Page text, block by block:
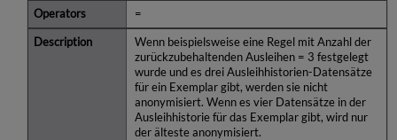
=
Wenn beispielsweise eine Regel mit Anzahl der
zurückzubehaltenden Ausleihen = 3 festgelegt
wurde und es drei Ausleihhistorien-Datensätze
für ein Exemplar gibt, werden sie nicht
anonymisiert. Wenn es vier Datensätze in der
Ausleihhistorie für das Exemplar gibt, wird nur
der älteste anonymisiert.